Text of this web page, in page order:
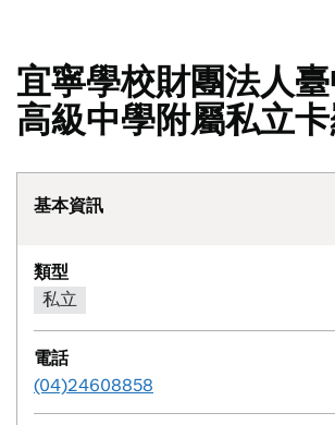
宜寧學校財團法人
高級中學附屬私立
基本資訊
類型
私立
電話
(04)24608858